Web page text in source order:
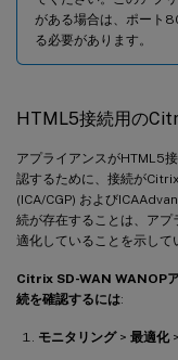
がある場合は、ポート
る必要があります。
HTML5接続用の
アプライアンスがHTML5
認するために、接続が
(ICA/CGP) および
続が存在することは、ア
適化していることを示して
Citrix SD-WAN WANOP
続を確認するには:
モニタリング> 最適化>